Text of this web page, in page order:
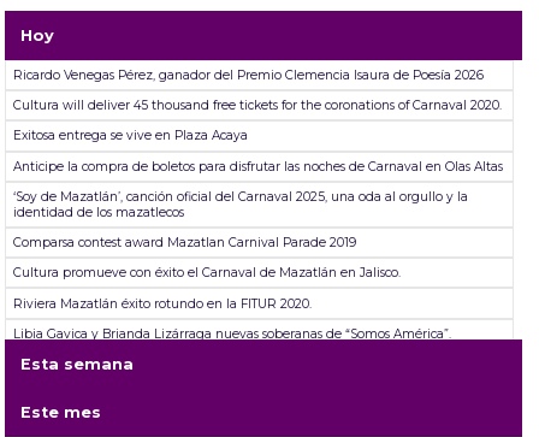
Hoy
Ricardo Venegas Pérez, ganador del Premio Clemencia Isaura de Poesía 2026
Cultura will deliver 45 thousand free tickets for the coronations of Carnaval 2020.
Exitosa entrega se vive en Plaza Acaya
Anticipe la compra de boletos para disfrutar las noches de Carnaval en Olas Altas
‘Soy de Mazatlán’, canción oficial del Carnaval 2025, una oda al orgullo y la
identidad de los mazatlecos
Comparsa contest award Mazatlan Carnival Parade 2019
Cultura promueve con éxito el Carnaval de Mazatlán en Jalisco.
Riviera Mazatlán éxito rotundo en la FITUR 2020.
Libia Gavica y Brianda Lizárraga nuevas soberanas de “Somos América”.
Minerva Reynosa gana el Premio Clemencia Isaura de Poesía Juegos Florales.
Esta semana
Este mes